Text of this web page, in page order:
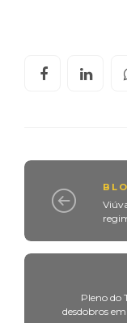
Pleno do
desdobros